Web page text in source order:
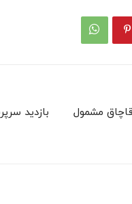
عدم رجیسترگوشی‌ قاچاق آیفون۱۴و۱۵ قاچاق مشمول
بازدید